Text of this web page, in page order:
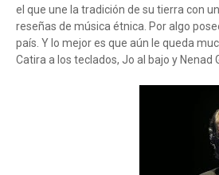
el que une la tradición de su tierra con
reseñas de música étnica. Por algo
país. Y lo mejor es que aún le queda
Catira a los teclados, Jo al bajo y Nenad